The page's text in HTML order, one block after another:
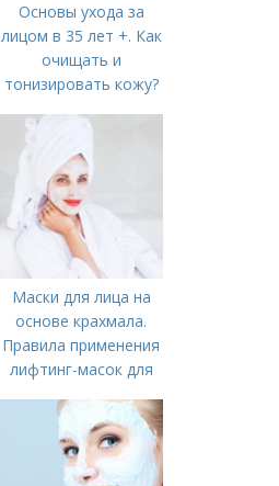
Основы ухода за
лицом в 35 лет +. Как
очищать и
тонизировать кожу?
Маски для лица на
основе крахмала.
Правила применения
лифтинг-масок для